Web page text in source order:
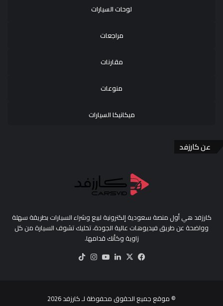
لوحات السيارات
مراجعات
مقارنات
منوعات
ميكانيكا السيارات
عن كارزفد
كارزفد هي أول منصة سعودية إلكترونية لبيع وشراء السيارات بطريقة سهلة
وواضحة عن طريق فيديوهات عالية الجودة، تخليك تشوف السيارة من كل
زاوية وكأنك قدامها.
فيسبوك
‫X لينكدإن‫YouTubeانستقرام
© موقع جميع الحقوق محفوظة لـكارزفد